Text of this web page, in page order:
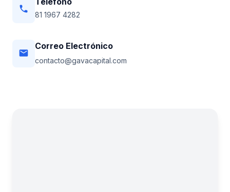
phone
81 1967 4282
email
Correo Electrónico
contacto@gavacapital.com